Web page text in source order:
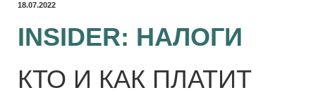
18.07.2022
INSIDER: НАЛОГИ
КТО И КАК ПЛАТИТ